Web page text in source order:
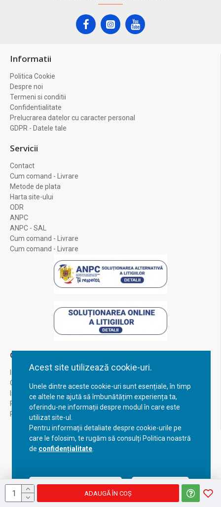
Acest site utilizează cookie-uri.
Unele dintre aceste cookie-uri sunt esențiale, în timp
ce altele ne ajută să îmbunătățim experiența ta,
oferindu-ne informații despre modul în care este
utilizat site-ul.
Pentru informații detaliate despre cookie-urile pe
care le folosim, te rugăm să consulți Politica noastră
de confidențialitate
Acceptă setările curente Configurează
ADAUGĂ ÎN COŞ
Informatii
Politica Cookie
Despre noi
Termeni si conditii
Confidentialitate
Prelucrarea datelor cu caracter personal
GDPR - Datele tale
Servicii
Contact
Cum comand - Livrare
Metode de plata
Harta site-ului
ODR
ANPC
ANPC - SAL
Cum comand - Livrare
Cum comand - Livrare
Contul Meu
Inregistrare
Contul meu
Istoric comenzi
Recuperare parola
Returnare produs
Copyright © 2023, BravoShop, toate drepturile rezervate!